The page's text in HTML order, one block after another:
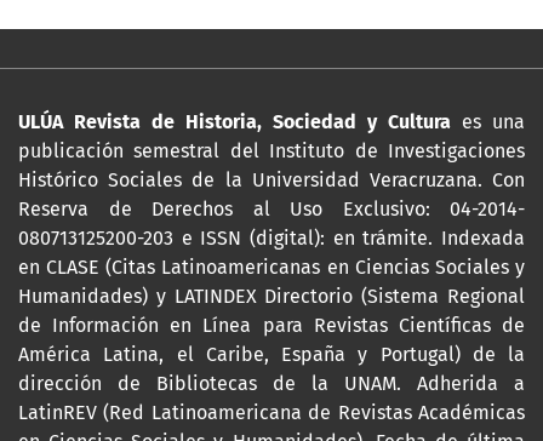
ULÚA Revista de Historia, Sociedad y Cultura es una
publicación semestral del Instituto de Investigaciones
Histórico Sociales de la Universidad Veracruzana. Con
Reserva de Derechos al Uso Exclusivo: 04-2014-
080713125200-203 e ISSN (digital): en trámite. Indexada
en CLASE (Citas Latinoamericanas en Ciencias Sociales y
Humanidades) y LATINDEX Directorio (Sistema Regional
de Información en Línea para Revistas Científicas de
América Latina, el Caribe, España y Portugal) de la
dirección de Bibliotecas de la UNAM. Adherida a
LatinREV (Red Latinoamericana de Revistas Académicas